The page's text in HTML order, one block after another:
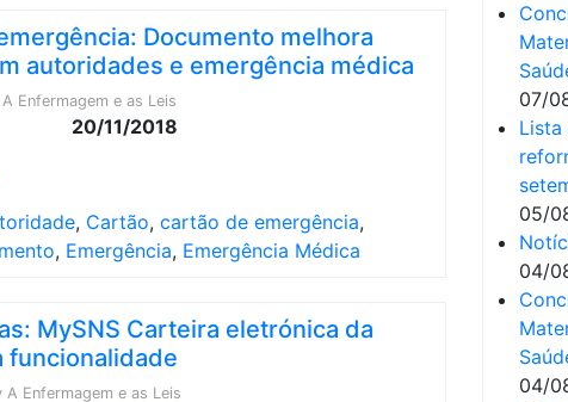
Documento melhora
autoridades e emergência médica
A Enfermagem e as Leis
20/11/2018
, Cartão, cartão de emergência,
, Emergência, Emergência Médica
MySNS Carteira eletrónica da
funcionalidade
A Enfermagem e as Leis
07/
Lista
05/
04/
04/